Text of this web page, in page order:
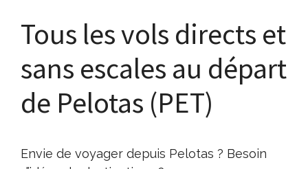
Tous les vols directs et
sans escales au départ
de Pelotas (PET)
Envie de voyager depuis Pelotas ? Besoin